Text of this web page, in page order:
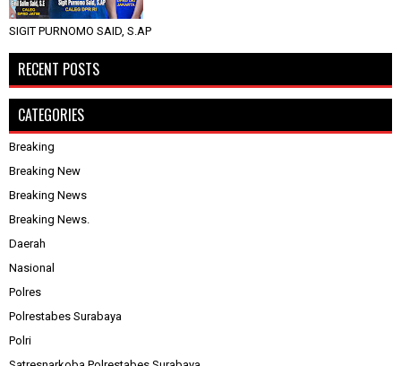
SIGIT PURNOMO SAID, S.AP
RECENT POSTS
CATEGORIES
Breaking
Breaking New
Breaking News
Breaking News.
Daerah
Nasional
Polres
Polrestabes Surabaya
Polri